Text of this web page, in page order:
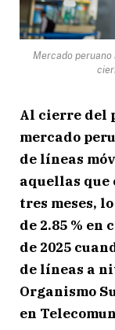
Mercado
Al cierre del
mercado
de líneas
aquellas que
tres meses,
de 2.85 % en
de 2025
de líneas a
Organismo
en